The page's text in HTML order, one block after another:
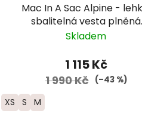
Mac In A Sac Alpine - lehká,
sbalitelná vesta plněná
kachním peřím
Skladem
1 115 Kč
1 990 Kč (–43 %)
XS S M